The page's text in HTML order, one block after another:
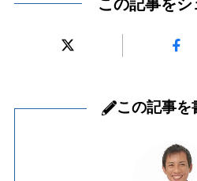
この記事をシ
この記事を